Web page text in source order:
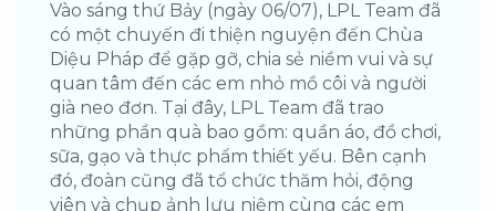
Vào sáng thứ Bảy (ngày 06/07), LPL Team đã
có một chuyến đi thiện nguyện đến Chùa
Diệu Pháp để gặp gỡ, chia sẻ niềm vui và sự
quan tâm đến các em nhỏ mồ côi và người
già neo đơn. Tại đây, LPL Team đã trao
những phần quà bao gồm: quần áo, đồ chơi,
sữa, gạo và thực phẩm thiết yếu. Bên cạnh
đó, đoàn cũng đã tổ chức thăm hỏi, động
viên và chụp ảnh lưu niệm cùng các em